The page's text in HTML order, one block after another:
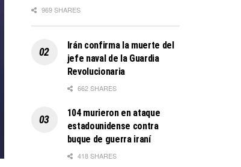
969 SHARES
Irán confirma la muerte del
jefe naval de la Guardia
Revolucionaria
662 SHARES
104 murieron en ataque
estadounidense contra
buque de guerra iraní
418 SHARES